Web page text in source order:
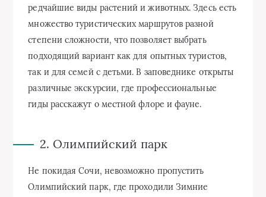
редчайшие виды растений и животных. Здесь есть
множество туристических маршрутов разной
степени сложности, что позволяет выбрать
подходящий вариант как для опытных туристов,
так и для семей с детьми. В заповеднике открыты
различные экскурсии, где профессиональные
гиды расскажут о местной флоре и фауне.
2. Олимпийский парк
Не покидая Сочи, невозможно пропустить
Олимпийский парк, где проходили Зимние